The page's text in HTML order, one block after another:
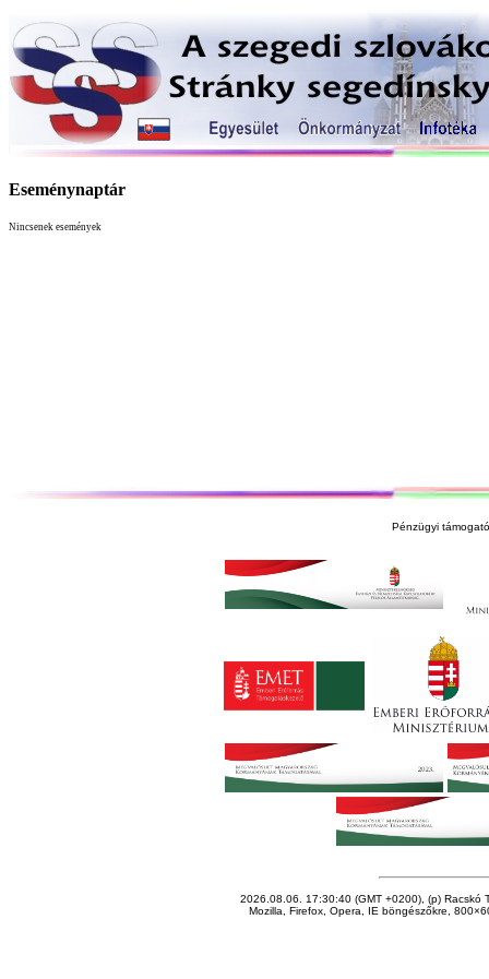
Eseménynaptár
Nincsenek események
Pénzügyi
2026.08.06. 17:30:40 (GMT +0200), (p) Racskó
Mozilla, Firefox, Opera, IE böngészőkre,